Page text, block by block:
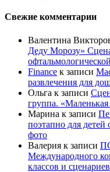
Свежие комментарии
Валентина
Деду Морозу»
Finance к записи
развлечения для
Ольга к записи
группа.
Марина к записи
поэтапно для
фото
Валерия к записи
Международного
классов и